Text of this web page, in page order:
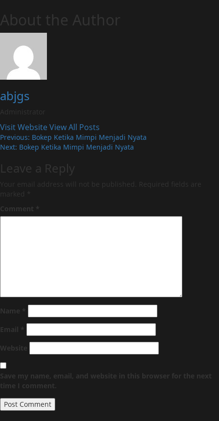
About the Author
abjgs
Administrator
Visit Website View All Posts
Post
navigation
Previous: Bokep Ketika Mimpi Menjadi Nyata
Next: Bokep Ketika Mimpi Menjadi Nyata
Leave a Reply
Your email address will not be published.
Required fields are
marked
Comment *
Name *
Email *
Website
Save my name, email, and website in this browser for the next
time I comment.